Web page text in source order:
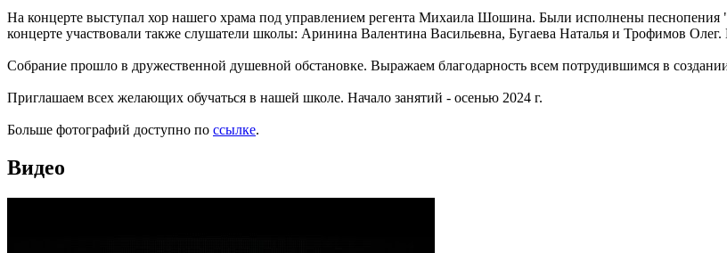
На концерте выступал хор нашего храма под управлением регента Михаила Шошина. Были исполнены
концерте участвовали также слушатели школы: Аринина Валентина Васильевна, Бугаева Наталья и Трофимов
Собрание прошло в дружественной душевной обстановке. Выражаем благодарность всем потрудившимся в
Приглашаем всех желающих обучаться в нашей школе. Начало занятий - осенью 2024 г.
Больше фотографий доступно по ссылке.
Видео